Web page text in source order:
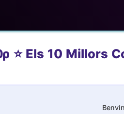
⭐️ Els 10 Millors